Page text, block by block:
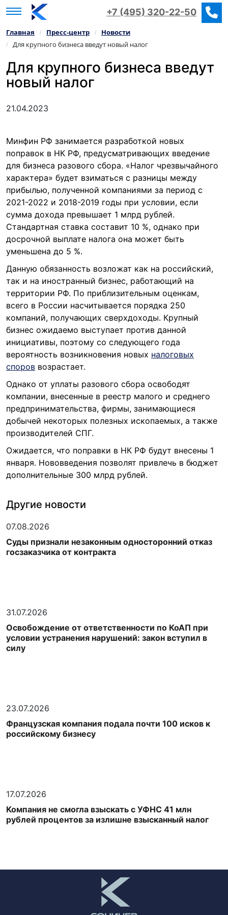
+7 (495) 320-22-50
Главная / Пресс‑центр / Новости
/ Для крупного бизнеса введут новый налог
Для крупного бизнеса введут
новый налог
21.04.2023
Минфин РФ занимается разработкой новых
поправок в НК РФ, предусматривающих введение
для бизнеса разового сбора. «Налог чрезвычайного
характера» будет взиматься с разницы между
прибылью, полученной компаниями за период с
2021-2022 и 2018-2019 годы при условии, если
сумма дохода превышает 1 млрд рублей.
Стандартная ставка составит 10 %, однако при
досрочной выплате налога она может быть
уменьшена до 5 %.
Данную обязанность возложат как на российский,
так и на иностранный бизнес, работающий на
территории РФ. По приблизительным оценкам,
всего в России насчитывается порядка 250
компаний, получающих сверхдоходы. Крупный
бизнес ожидаемо выступает против данной
инициативы, поэтому со следующего года
вероятность возникновения новых налоговых
споров возрастает.
Однако от уплаты разового сбора освободят
компании, внесенные в реестр малого и среднего
предпринимательства, фирмы, занимающиеся
добычей некоторых полезных ископаемых, а также
производителей СПГ.
Ожидается, что поправки в НК РФ будут внесены 1
января. Нововведения позволят привлечь в бюджет
дополнительные 300 млрд рублей.
Другие новости
07.08.2026
Суды признали незаконным односторонний отказ
госзаказчика от контракта
31.07.2026
Освобождение от ответственности по КоАП при
условии устранения нарушений: закон вступил в
силу
23.07.2026
Французская компания подала почти 100 исков к
российскому бизнесу
17.07.2026
Компания не смогла взыскать с УФНС 41 млн
рублей процентов за излишне взысканный налог